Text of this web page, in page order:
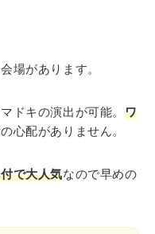
場があります。
ドキの演出が可能。 ワ
心配がありません。
で大人気なので早めの